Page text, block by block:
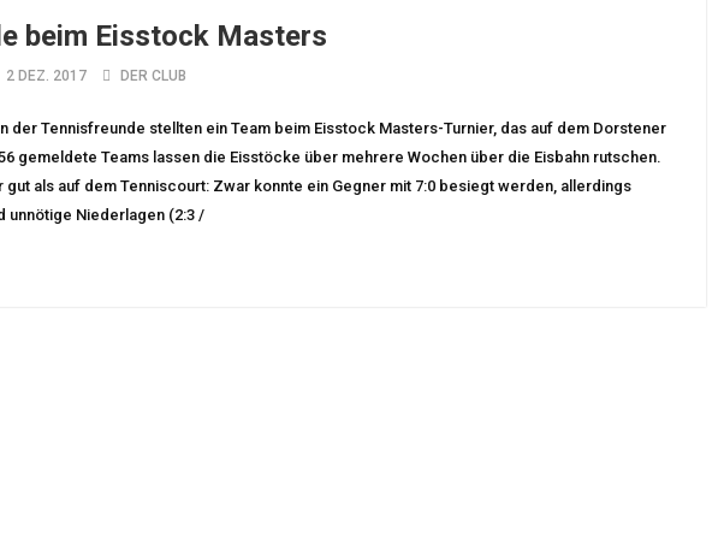
beim Eisstock Masters
2 DEZ. 2017 DER CLUB
der Tennisfreunde stellten ein Team beim Eisstock Masters-Turnier, das auf dem Dorstener
gemeldete Teams lassen die Eisstöcke über mehrere Wochen über die Eisbahn rutschen.
als auf dem Tenniscourt: Zwar konnte ein Gegner mit 7:0 besiegt werden, allerdings
unnötige Niederlagen (2:3 /